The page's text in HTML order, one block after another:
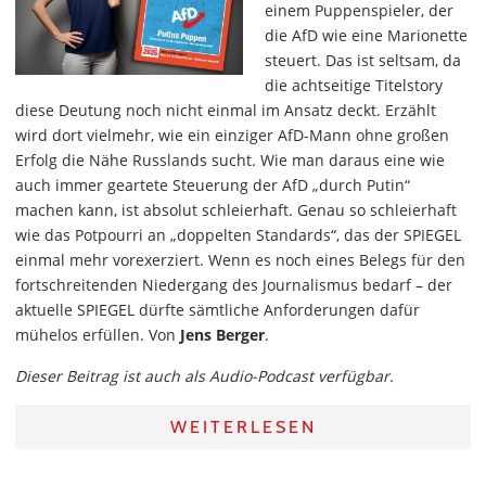
einem Puppenspieler, der
die AfD wie eine Marionette
steuert. Das ist seltsam, da
die achtseitige Titelstory
diese Deutung noch nicht einmal im Ansatz deckt. Erzählt
wird dort vielmehr, wie ein einziger AfD-Mann ohne großen
Erfolg die Nähe Russlands sucht. Wie man daraus eine wie
auch immer geartete Steuerung der AfD „durch Putin“
machen kann, ist absolut schleierhaft. Genau so schleierhaft
wie das Potpourri an „doppelten Standards“, das der SPIEGEL
einmal mehr vorexerziert. Wenn es noch eines Belegs für den
fortschreitenden Niedergang des Journalismus bedarf – der
aktuelle SPIEGEL dürfte sämtliche Anforderungen dafür
mühelos erfüllen. Von Jens Berger.
Dieser Beitrag ist auch als Audio-Podcast verfügbar.
WEITERLESEN